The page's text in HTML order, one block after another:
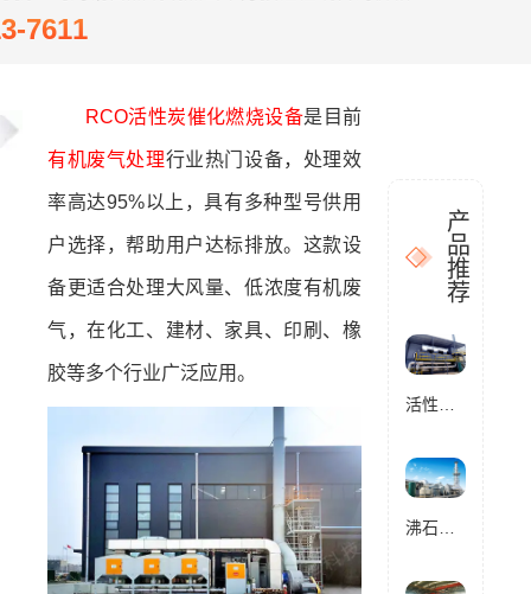
7611
RCO活性炭催化燃烧设备是目前
有机废气处理行业热门设备，处理效
率高达95%以上，具有多种型号供用
户选择，帮助用户达标排放。这款设
备更适合处理大风量、低浓度有机废
气，在化工、建材、家具、印刷、橡
胶等多个行业广泛应用。
产
品
推
荐